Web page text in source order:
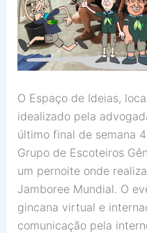
O Espaço de Ideias,
idealizado pela
último final de semana
Grupo de Escoteiros
um pernoite onde
Jamboree Mundial. O
gincana virtual e
comunicação pela